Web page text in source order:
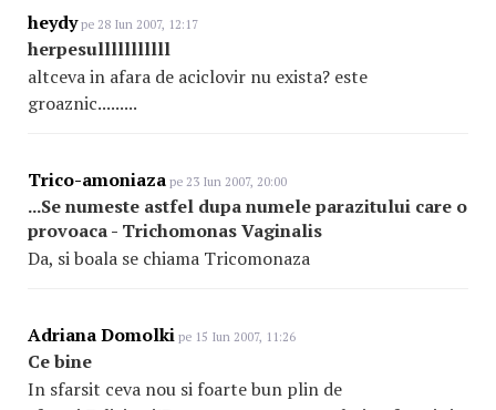
heydype 28 Iun 2007, 12:17
herpesulllllllllll
altceva in afara de aciclovir nu exista? este
groaznic.........
Trico-amoniaza pe 23 Iun 2007, 20:00
...Se numeste astfel dupa numele parazitului care o
provoaca - Trichomonas Vaginalis
Da, si boala se chiama Tricomonaza
Adriana Domolki pe 15 Iun 2007, 11:26
Ce bine
In sfarsit ceva nou si foarte bun plin de